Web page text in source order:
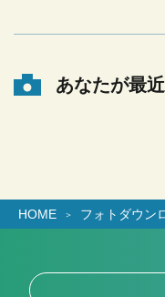
あなたが最
HOME フォトダウン